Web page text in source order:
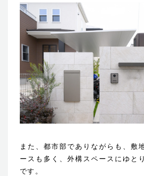
また、都市部でありながらも、敷
ースも多く、外構スペースにゆと
です。